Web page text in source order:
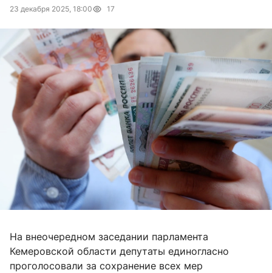
23 декабря 2025, 18:00 17
На внеочередном заседании парламента
Кемеровской области депутаты единогласно
проголосовали за сохранение всех мер